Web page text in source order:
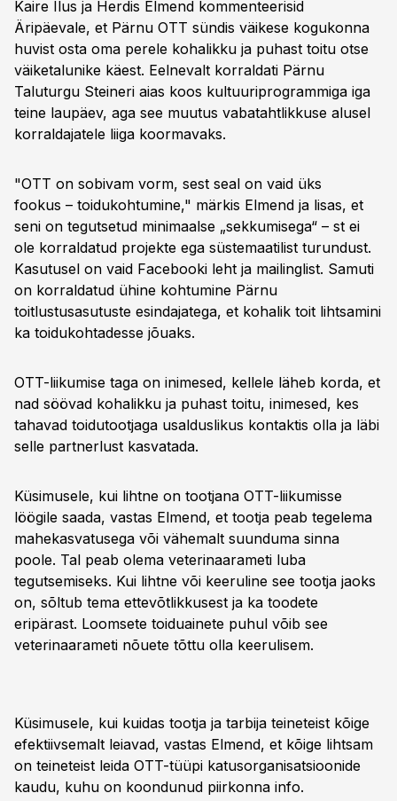
Kaire Ilus ja Herdis Elmend kommenteerisid
Äripäevale, et Pärnu OTT sündis väikese kogukonna
huvist osta oma perele kohalikku ja puhast toitu otse
väiketalunike käest. Eelnevalt korraldati Pärnu
Taluturgu Steineri aias koos kultuuriprogrammiga iga
teine laupäev, aga see muutus vabatahtlikkuse alusel
korraldajatele liiga koormavaks.
"OTT on sobivam vorm, sest seal on vaid üks
fookus – toidukohtumine," märkis Elmend ja lisas, et
seni on tegutsetud minimaalse „sekkumisega“ – st ei
ole korraldatud projekte ega süstemaatilist turundust.
Kasutusel on vaid Facebooki leht ja mailinglist. Samuti
on korraldatud ühine kohtumine Pärnu
toitlustusasutuste esindajatega, et kohalik toit lihtsamini
ka toidukohtadesse jõuaks.
OTT-liikumise taga on inimesed, kellele läheb korda, et
nad söövad kohalikku ja puhast toitu, inimesed, kes
tahavad toidutootjaga usalduslikus kontaktis olla ja läbi
selle partnerlust kasvatada.
Küsimusele, kui lihtne on tootjana OTT-liikumisse
löögile saada, vastas Elmend, et tootja peab tegelema
mahekasvatusega või vähemalt suunduma sinna
poole. Tal peab olema veterinaarameti luba
tegutsemiseks. Kui lihtne või keeruline see tootja jaoks
on, sõltub tema ettevõtlikkusest ja ka toodete
eripärast. Loomsete toiduainete puhul võib see
veterinaarameti nõuete tõttu olla keerulisem.
Küsimusele, kui kuidas tootja ja tarbija teineteist kõige
efektiivsemalt leiavad, vastas Elmend, et kõige lihtsam
on teineteist leida OTT-tüüpi katusorganisatsioonide
kaudu, kuhu on koondunud piirkonna info.